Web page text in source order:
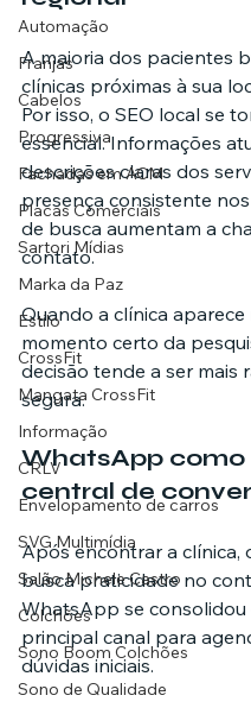
Automação
Franjas
Cabelos
Progressiva
Fachadas em ACM
Placas Comerciais
Sartori Mídias
Marka da Paz
Estilo
CrossFit
Mangata CrossFit
Informação
CRLV
Envelopamento de carros
SVG Multimídia
Salão Michele Castro
Colchões
Sono Boom Colchões
Sono de Qualidade
A maioria dos pacientes
clínicas próximas à sua
Por isso, o SEO local se
essencial. Informações
descrições claras dos
presença consistente
de busca aumentam a
contato.
Quando a clínica aparece
momento certo da
decisão tende a ser mais
segura.
WhatsApp como
central de
Após encontrar a clínica,
busca praticidade no
WhatsApp se consolidou
principal canal para
dúvidas iniciais.